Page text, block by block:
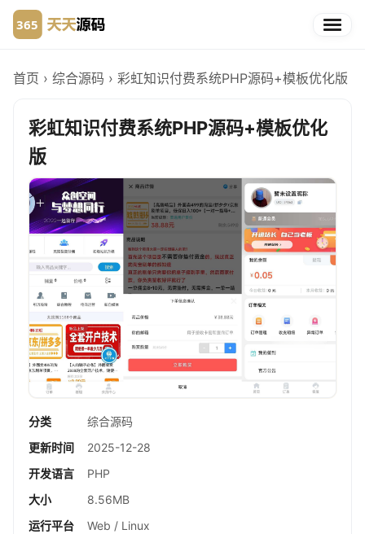
首页 › 综合源码 › 彩虹知识付费系统PHP源码+模板优化版
彩虹知识付费系统PHP源码+模板优化
版
分类
综合源码
更新时间
2025-12-28
开发语言
PHP
大小
8.56MB
运行平台
Web / Linux